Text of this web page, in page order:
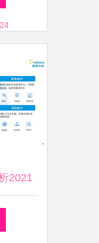
2021